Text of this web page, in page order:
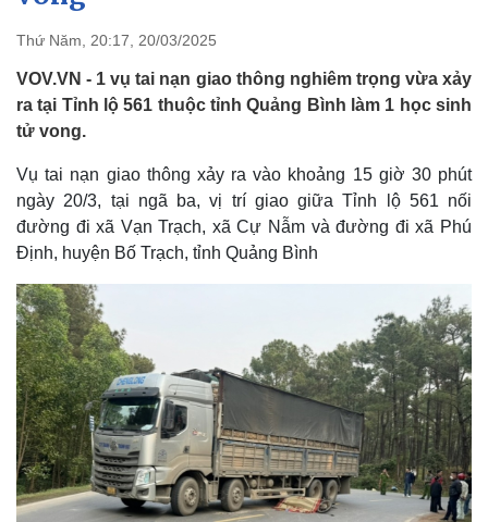
Nhận diện sự thật
Thứ Năm, 20:17, 20/03/2025
VOV.VN - 1 vụ tai nạn giao thông nghiêm trọng vừa xảy
ra tại Tỉnh lộ 561 thuộc tỉnh Quảng Bình làm 1 học sinh
tử vong.
Vụ tai nạn giao thông xảy ra vào khoảng 15 giờ 30 phút
ngày 20/3, tại ngã ba, vị trí giao giữa Tỉnh lộ 561 nối
đường đi xã Vạn Trạch, xã Cự Nẫm và đường đi xã Phú
Định, huyện Bố Trạch, tỉnh Quảng Bình